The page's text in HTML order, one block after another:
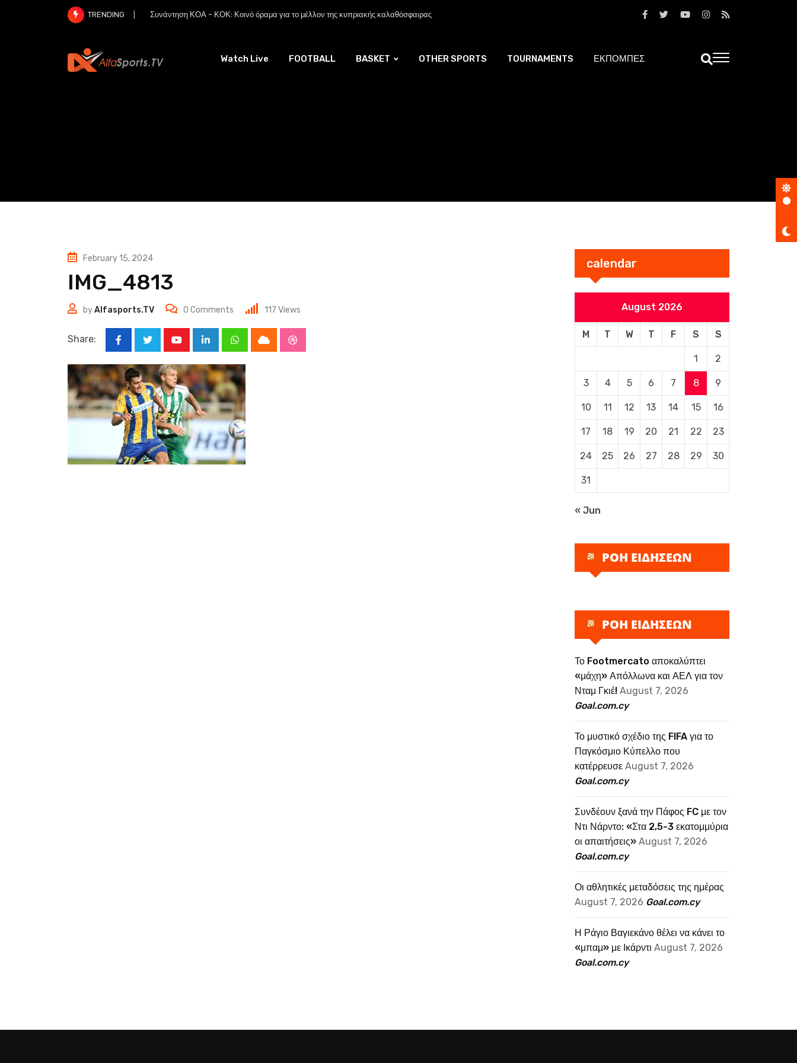
TRENDING Συνάντηση ΚΟΑ – ΚΟΚ: Κοινό όραμα για το μέλλον της κυπριακής καλαθόσφαιρας
Watch Live FOOTBALL BASKET OTHER SPORTS TOURNAMENTS ΕΚΠΟΜΠΕΣ
February 15, 2024
IMG_4813
byAlfasports.TV 0 Comments 117 Views
Share:
LinkedInWhatsappCloud StumbleUpon
calendar
August 2026
M T W T F S S
1 2
3 4 5 6 7 8 9
10 11 12 13 14 15 16
17 18 19 20 21 22 23
24 25 26 27 28 29 30
31
« Jun
ΡΟΗ ΕΙΔΗΣΕΩΝ
ΡΟΗ ΕΙΔΗΣΕΩΝ
Το Footmercato αποκαλύπτει
«μάχη» Απόλλωνα και ΑΕΛ για τον
Νταμ Γκιέ! August 7, 2026
Goal.com.cy
Το μυστικό σχέδιο της FIFA για το
Παγκόσμιο Κύπελλο που
κατέρρευσε August 7, 2026
Goal.com.cy
Συνδέουν ξανά την Πάφος FC με τον
Ντι Νάρντο: «Στα 2,5-3 εκατομμύρια
οι απαιτήσεις» August 7, 2026
Goal.com.cy
Οι αθλητικές μεταδόσεις της ημέρας
August 7, 2026 Goal.com.cy
Η Ράγιο Βαγιεκάνο θέλει να κάνει το
«μπαμ» με Ικάρντι August 7, 2026
Goal.com.cy